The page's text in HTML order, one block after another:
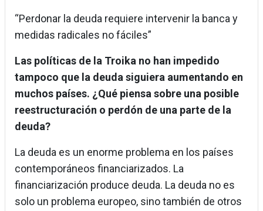
“Perdonar la deuda requiere intervenir la banca y
medidas radicales no fáciles”
Las políticas de la Troika no han impedido
tampoco que la deuda siguiera aumentando en
muchos países. ¿Qué piensa sobre una posible
reestructuración o perdón de una parte de la
deuda?
La deuda es un enorme problema en los países
contemporáneos financiarizados. La
financiarización produce deuda. La deuda no es
solo un problema europeo, sino también de otros